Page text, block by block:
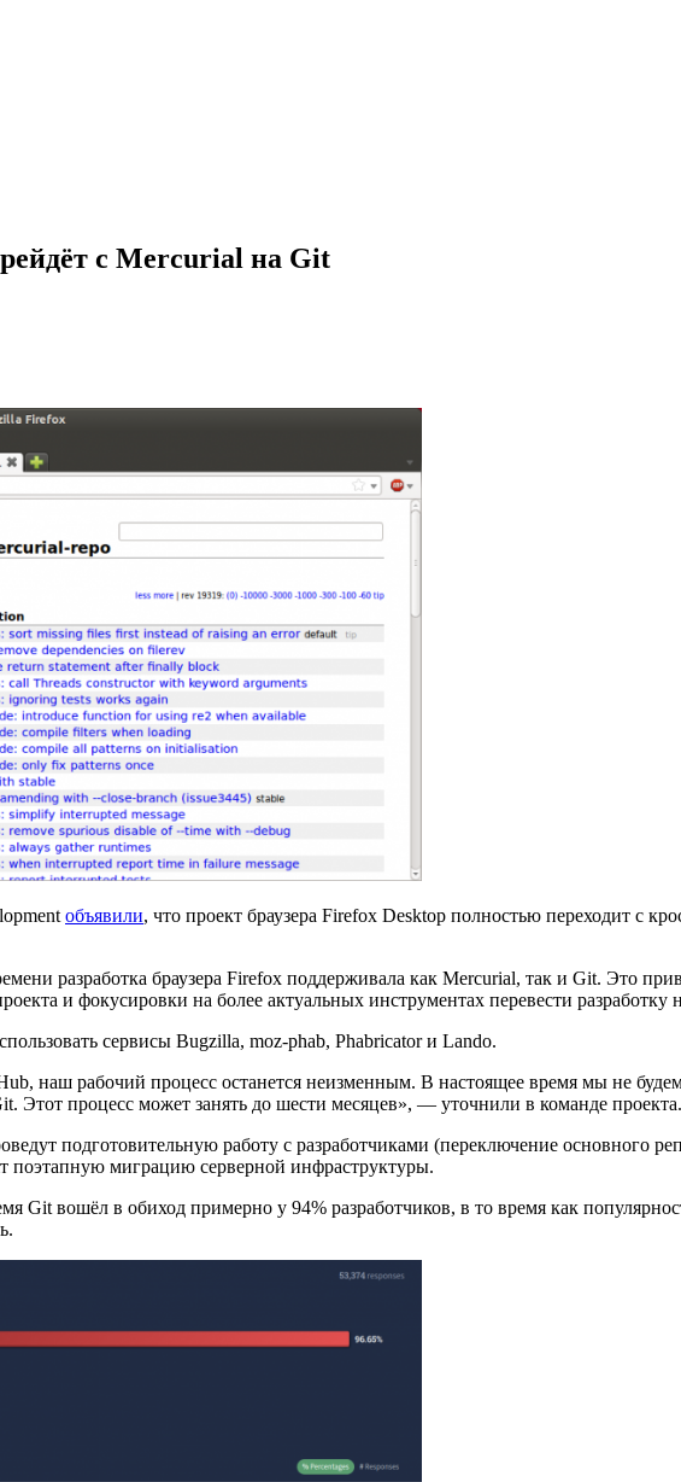
с Mercurial на Git
объявили, что проект браузера Firefox Desktop полностью переходит с
разработка браузера Firefox поддерживала как Mercurial, так и Git. Это
и фокусировки на более актуальных инструментах перевести разработку
сервисы Bugzilla, moz-phab, Phabricator и Lando.
наш рабочий процесс останется неизменным. В настоящее время мы не
Этот процесс может занять до шести месяцев», — уточнили в команде проекта.
подготовительную работу с разработчиками (переключение основного
поэтапную миграцию серверной инфраструктуры.
Git вошёл в обиход примерно у 94% разработчиков, в то время как